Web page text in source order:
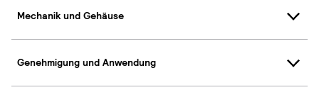
Mechanik und Gehäuse
Genehmigung und Anwendung